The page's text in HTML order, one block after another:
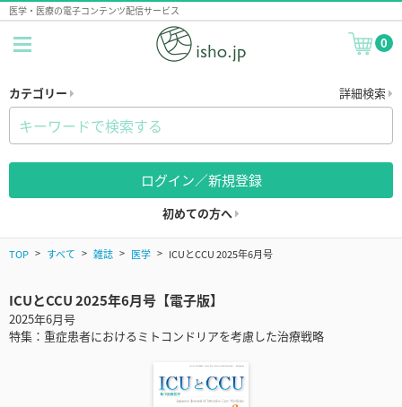
医学・医療の電子コンテンツ配信サービス
0
カテゴリー 詳細検索
ログイン／新規登録
初めての方へ
TOP すべて 雑誌 医学 ICUとCCU 2025年6月号
ICUとCCU 2025年6月号【電子版】
2025年6月号
特集：重症患者におけるミトコンドリアを考慮した治療戦略